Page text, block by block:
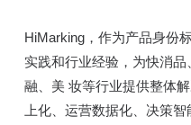
HiMarking，作为产品身份
实践和行业经验，为快消
融、美 妆等行业提供整体
上化、运营数据化、决策